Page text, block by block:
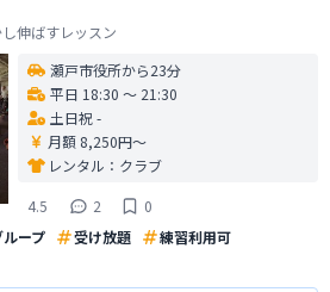
伸ばすレッスン
瀬戸市役所から23分
平日 18:30 〜 21:30
土日祝 -
月額 8,250円〜
レンタル： クラブ
4.5
2
0
ループ 受け放題
練習利用可